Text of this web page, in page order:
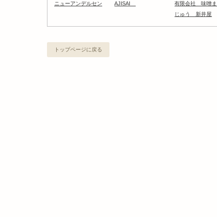
ニューアンデルセン
AJISAI
有限会社 味噌ま
じゅう 新井屋
トップページに戻る